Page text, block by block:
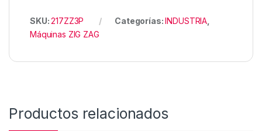
SKU:217ZZ3P Categorías:INDUSTRIA
Máquinas ZIG ZAG
Productos relacionados